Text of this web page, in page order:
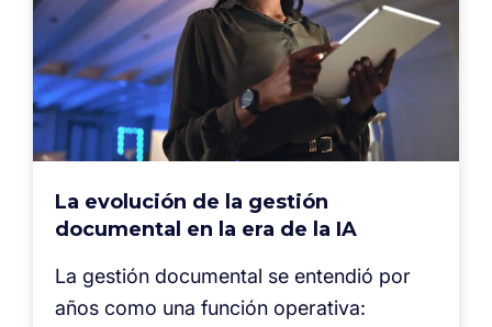
La evolución de la gestión
documental en la era de la IA
La gestión documental se entendió por
años como una función operativa: